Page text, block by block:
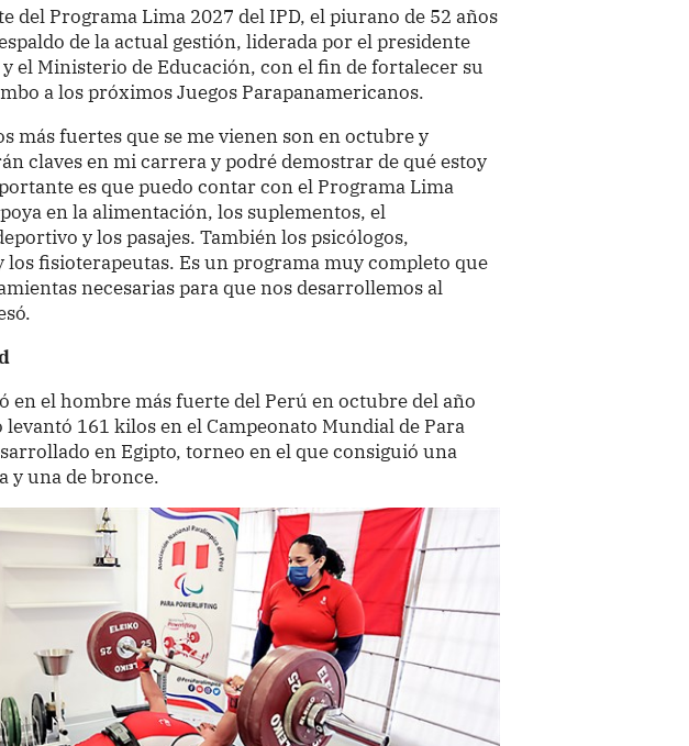
del Programa Lima 2027 del IPD, el piurano de 52 años
de la actual gestión, liderada por el presidente
el Ministerio de Educación, con el fin de fortalecer su
a los próximos Juegos Parapanamericanos.
más fuertes que se me vienen son en octubre y
claves en mi carrera y podré demostrar de qué estoy
es que puedo contar con el Programa Lima
en la alimentación, los suplementos, el
y los pasajes. También los psicólogos,
fisioterapeutas. Es un programa muy completo que
necesarias para que nos desarrollemos al
en el hombre más fuerte del Perú en octubre del año
levantó 161 kilos en el Campeonato Mundial de Para
en Egipto, torneo en el que consiguió una
y una de bronce.